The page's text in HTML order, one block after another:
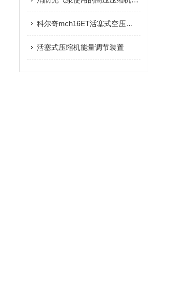
科尔奇mch16ET活塞式空压机气缸破裂故障分析
活塞式压缩机能量调节装置